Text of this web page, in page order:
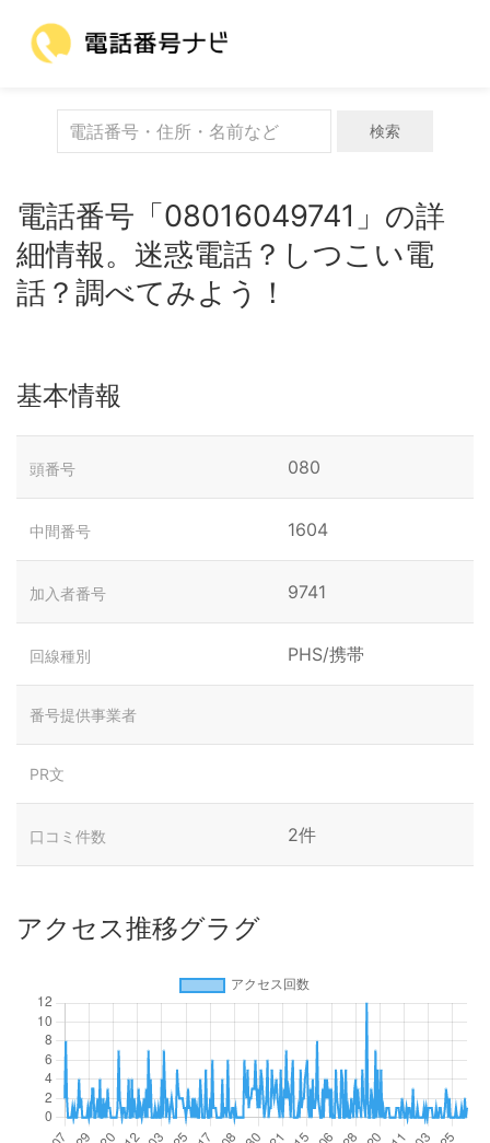
検索
電話番号「08016049741」の詳
細情報。迷惑電話？しつこい電
話？調べてみよう！
基本情報
頭番号 080
中間番号 1604
加入者番号 9741
回線種別 PHS/携帯
番号提供事業者
PR文
口コミ件数 2件
アクセス推移グラグ